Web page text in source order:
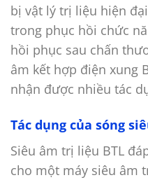
bị vật lý trị liệu hiện
trong phục hồi chức
hồi phục sau chấn
âm kết hợp điện xung
nhận được nhiều tác
Tác dụng của sóng
Siêu âm trị liệu BTL
cho một máy siêu âm